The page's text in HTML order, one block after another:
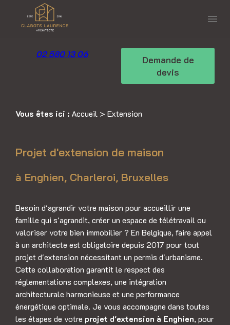
menu
02 580 13 06
Demande de
devis
Vous êtes ici : Accueil> Extension
Projet d'extension de maison
à Enghien, Charleroi, Bruxelles
Besoin d'agrandir votre maison pour accueillir une
famille qui s'agrandit, créer un espace de télétravail ou
valoriser votre bien immobilier ? En Belgique, faire appel
à un architecte est obligatoire depuis 2017 pour tout
projet d'extension nécessitant un permis d'urbanisme.
Cette collaboration garantit le respect des
réglementations complexes, une intégration
architecturale harmonieuse et une performance
énergétique optimale. Je vous accompagne dans toutes
les étapes de votre projet d'extension à Enghien, pour
Panneau de gestion des cookies